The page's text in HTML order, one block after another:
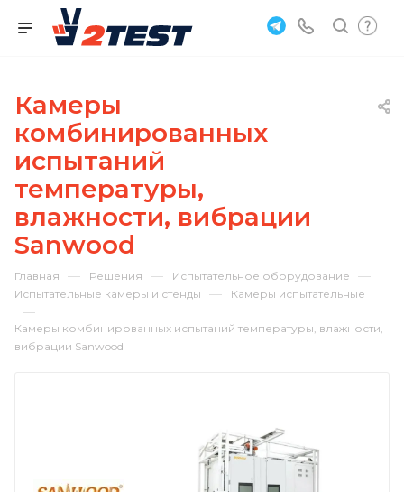
Камеры
комбинированных
испытаний
температуры,
влажности, вибрации
Sanwood
Главная — Решения — Испытательное оборудование —
Испытательные камеры и стенды — Камеры испытательные
—
Камеры комбинированных испытаний температуры, влажности,
вибрации Sanwood